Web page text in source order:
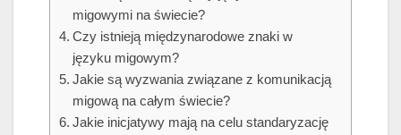
migowymi na świecie?
Czy istnieją międzynarodowe znaki w
języku migowym?
Jakie są wyzwania związane z komunikacją
migową na całym świecie?
Jakie inicjatywy mają na celu standaryzację